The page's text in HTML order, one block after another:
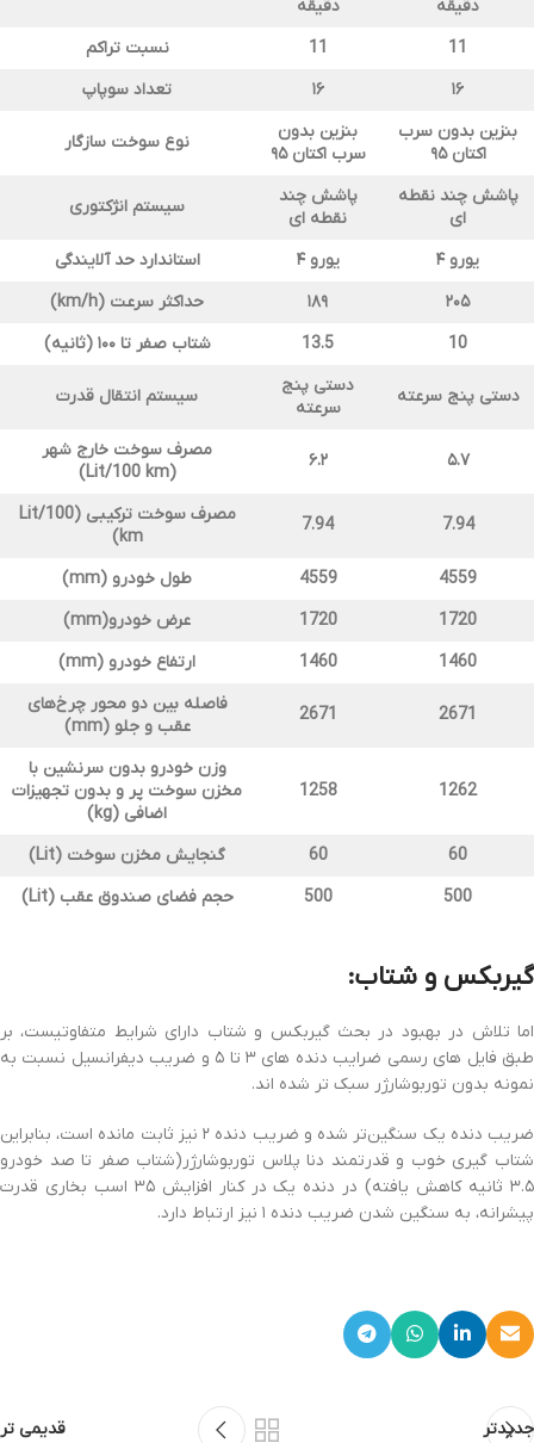
دقیقه
دقیقه
11
11
نسبت تراکم
۱۶
۱۶
تعداد سوپاپ
بنزین بدون سرب
اکتان ۹۵
بنزین بدون
سرب اکتان ۹۵
نوع سوخت سازگار
پاشش چند نقطه
ای
پاشش چند
نقطه ای
سیستم انژکتوری
یورو ۴ یورو ۴
استاندارد حد آلایندگی
۲۰۵
۱۸۹ حداکثر سرعت (km/h)
10
13.5 شتاب صفر تا ۱۰۰ (ثانیه )
دستی پنج سرعته
دستی پنج
سرعته
سیستم انتقال قدرت
۵.۷ ۶.۲
مصرف سوخت خارج شهر
(Lit/100 km)
7.94
7.94 مصرف سوخت ترکیبی
(Lit/100
km)
4559
4559 طول خودرو (mm)
1720
1720 عرض خودرو(mm)
1460
1460 ارتفاع خودرو (mm)
2671
2671
فاصله بین دو محور چرخ‌های
عقب و جلو (mm)
1262
1258
وزن خودرو بدون سرنشین با
مخزن سوخت پر و بدون تجهیزات
اضافی (kg)
60
60 گنجایش مخزن سوخت (Lit)
500
500 حجم فضای صندوق عقب (Lit)
گیربکس و شتاب:
اما تلاش در بهبود در بحث گیربکس و شتاب دارای شرایط متفاوتیست، بر
طبق فایل های رسمی ضرایب دنده های ۳ تا ۵ و ضریب دیفرانسیل نسبت به
نمونه بدون توربوشارژر سبک تر شده اند.
ضریب دنده یک سنگین‌تر شده و ضریب دنده ۲ نیز ثابت مانده است، بنابراین
شتاب گیری خوب و قدرتمند دنا پلاس توربوشارژر(شتاب صفر تا صد خودرو
۳.۵ ثانیه کاهش یافته) در دنده یک در کنار افزایش ۳۵ اسب بخاری قدرت
پیشرانه، به سنگین شدن ضریب دنده ۱ نیز ارتباط دارد.
جدیدتر قدیمی تر